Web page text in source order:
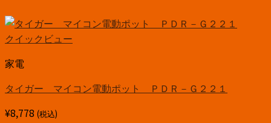
クイックビュー
家電
タイガー マイコン電動ポット ＰＤＲ－Ｇ２２１
¥8,778 (税込)